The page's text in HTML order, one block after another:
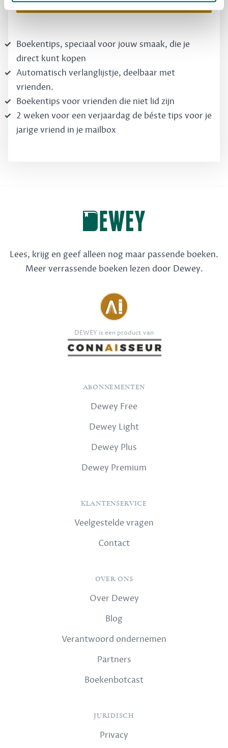
Boekentips, speciaal voor jouw smaak, die je
direct kunt kopen
Automatisch verlanglijstje, deelbaar met
vrienden.
Boekentips voor vrienden die niet lid zijn
2 weken voor een verjaardag de béste tips voor je
jarige vriend in je mailbox
Lees, krijg en geef alleen nog maar passende boeken.
Meer verrassende boeken lezen door Dewey.
DEWEY is een product van
ABONNEMENTEN
Dewey Free
Dewey Light
Dewey Plus
Dewey Premium
KLANTENSERVICE
Veelgestelde vragen
Contact
OVER ONS
Over Dewey
Blog
Verantwoord ondernemen
Partners
Boekenbotcast
JURIDISCH
Privacy